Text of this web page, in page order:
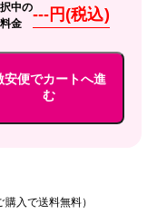
中の
料金
---円(税込)
安便でカートへ進
む
入で送料無料）